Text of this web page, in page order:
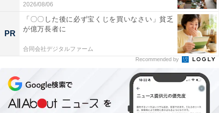
2026/08/06
PR
「〇〇した後に必ず宝くじを買いなさい」貧乏
が億万長者に
合同会社デジタルファーム
Recommended by